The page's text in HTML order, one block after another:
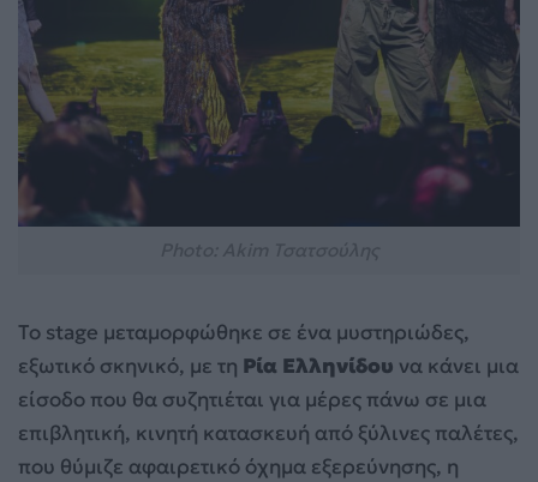
Το stage μεταμορφώθηκε σε ένα μυστηριώδες,
εξωτικό σκηνικό, με τη Ρία Ελληνίδου να κάνει μια
είσοδο που θα συζητιέται για μέρες πάνω σε μια
επιβλητική, κινητή κατασκευή από ξύλινες παλέτες,
που θύμιζε αφαιρετικό όχημα εξερεύνησης, η